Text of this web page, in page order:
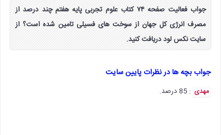
جواب فعالیت صفحه ۷۴ کتاب علوم تجربی پایه هفتم چند درصد از
مصرف انرژی کل جهان از سوخت های فسیلی تامین شده است؟ از
سایت نکس لود دریافت کنید.
جواب بچه ها در نظرات پایین سایت
مهدی : 85 درصد.